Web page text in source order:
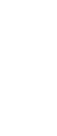
Express